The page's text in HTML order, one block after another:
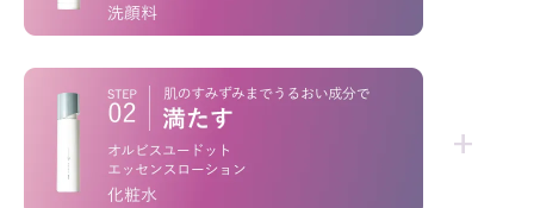
「洗うだけ」じゃない！
不要な角層*1を絡めとり、くすみ
高密着マイルドピーリング
+